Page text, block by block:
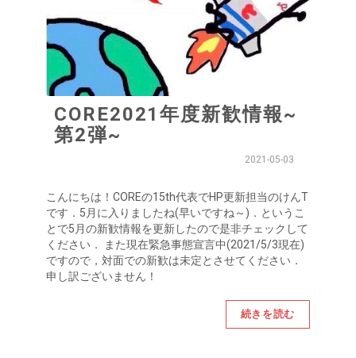
CORE2021年度新歓情報~
第2弾~
2021-05-03
こんにちは！COREの15th代表でHP更新担当のけんT
です．5月に入りましたね(早いですね～)．というこ
とで5月の新歓情報を更新したので是非チェックして
ください． また現在緊急事態宣言中(2021/5/3現在)
ですので，対面での新歓は未定とさせてください．
申し訳ございません！
続きを読む